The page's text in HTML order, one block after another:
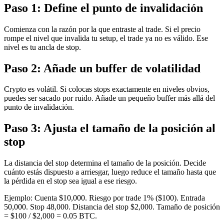
Paso 1: Define el punto de invalidación
Comienza con la razón por la que entraste al trade. Si el precio
rompe el nivel que invalida tu setup, el trade ya no es válido. Ese
nivel es tu ancla de stop.
Paso 2: Añade un buffer de volatilidad
Crypto es volátil. Si colocas stops exactamente en niveles obvios,
puedes ser sacado por ruido. Añade un pequeño buffer más allá del
punto de invalidación.
Paso 3: Ajusta el tamaño de la posición al
stop
La distancia del stop determina el tamaño de la posición. Decide
cuánto estás dispuesto a arriesgar, luego reduce el tamaño hasta que
la pérdida en el stop sea igual a ese riesgo.
Ejemplo: Cuenta $10,000. Riesgo por trade 1% ($100). Entrada
50,000. Stop 48,000. Distancia del stop $2,000. Tamaño de posición
= $100 / $2,000 = 0.05 BTC.